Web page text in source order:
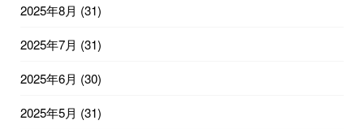
2025年8月 (31)
2025年7月 (31)
2025年6月 (30)
2025年5月 (31)